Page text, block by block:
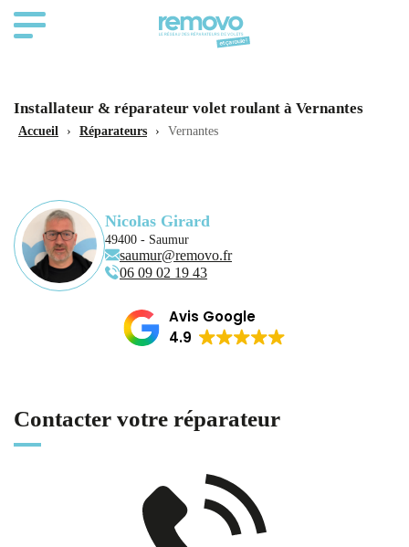
Installateur & réparateur volet roulant à Vernantes
Accueil › Réparateurs › Vernantes
Nicolas Girard
49400 - Saumur
saumur@removo.fr
06 09 02 19 43
Avis Google
4.9
Contacter votre réparateur